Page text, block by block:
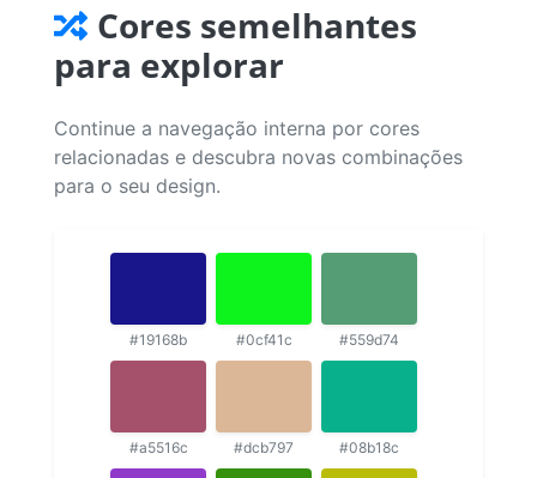
Cores semelhantes
para explorar
Continue a navegação interna por cores
relacionadas e descubra novas combinações
para o seu design.
#19168b #0cf41c #559d74
#a5516c #dcb797 #08b18c